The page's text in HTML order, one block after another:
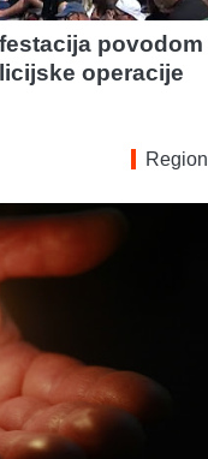
povodom
operacije
Region